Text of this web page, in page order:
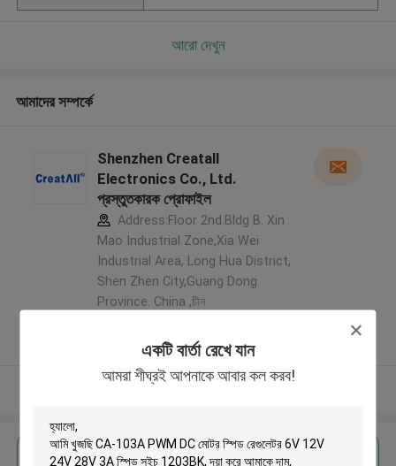
একটি বার্তা রেখে যান
আমরা শীঘ্রই আপনাকে আবার কল করব!
আরো দেখুন
আমাদের সম্পর্কে
Shenzhen Creatall
Electronics Co., Ltd.
প্রস্তুতকারক প্রোফাইল
Address:Floor 2nd.Bldg B. Xin
Mao Industrial Zone,Xia Wei
Industrial Area, Long Hua District,
Shen Zhen City,Guang Dong
Province. China ,চীন
যাচাইকৃত সরবরাহকারী
এর সেরা মূল্য পান